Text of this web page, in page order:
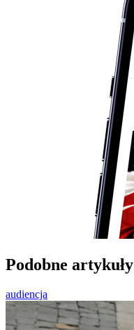
Podobne artykuły
audiencja